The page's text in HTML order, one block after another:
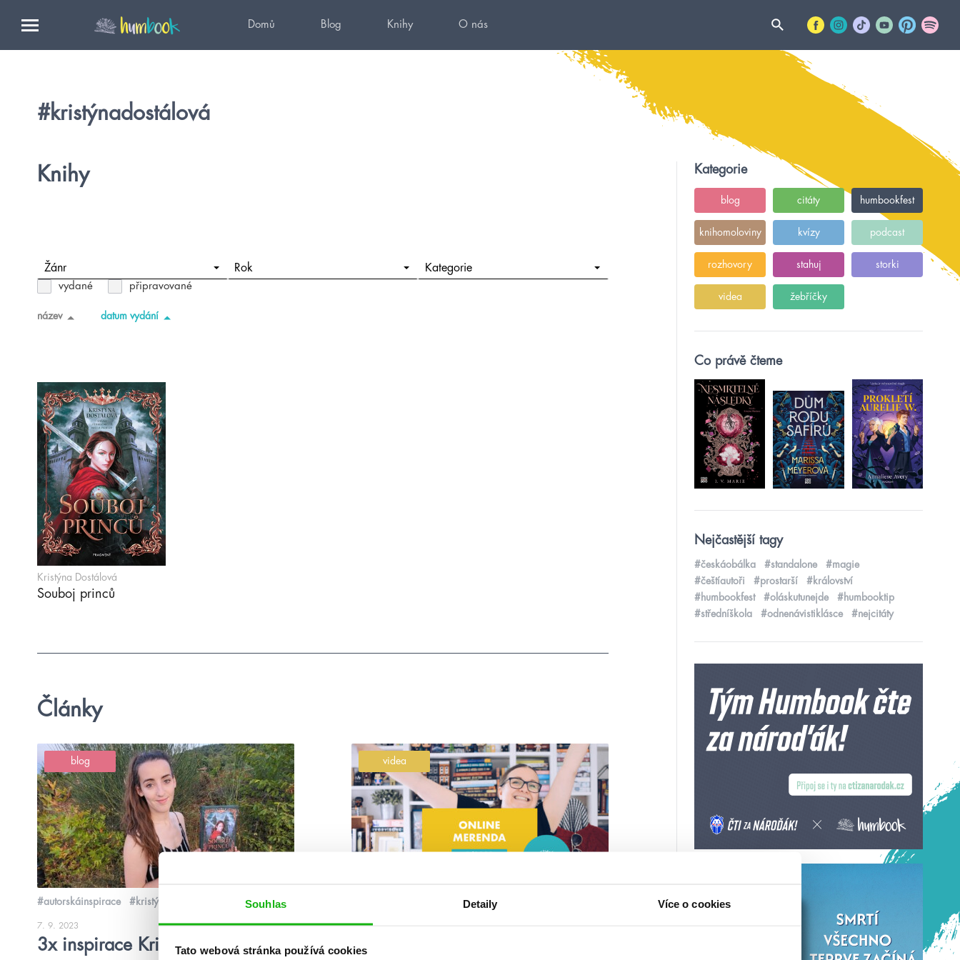
Souhlas Detaily Více o cookies
Tato webová stránka používá cookies
Domů Blog Knihy O nás
#kristýnadostálová
Knihy
Žánr Rok Kategorie
vydané připravované
název datum vydání
Kristýna Dostálová
Souboj princů
Články
blog
#autorskáinspirace #kristýnadostálová
7. 9. 2023
3x inspirace Kristýny Dostálové
videa
#alenaštraubová
1. 5. 2023
Květnová online merenda 2023
Kategorie
blog citáty humbookfest
knihomoloviny kvízy podcast
rozhovory stahuj storki
videa žebříčky
Co právě čteme
Nejčastější tagy
#českáobálka #standalone
#magie
#češtíautoři
#prostarší
#království
#humbookfest
#oláskutunejde
#humbooktip
#středníškola
#odnenávistiklásce #nejcitáty